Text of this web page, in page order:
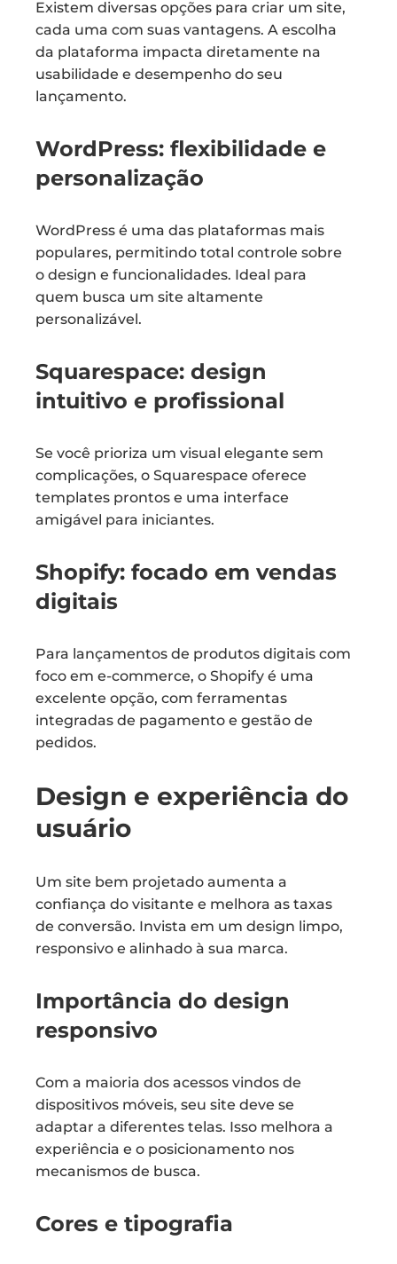
Existem diversas opções para criar um site,
cada uma com suas vantagens. A escolha
da plataforma impacta diretamente na
usabilidade e desempenho do seu
lançamento.
WordPress: flexibilidade e
personalização
WordPress é uma das plataformas mais
populares, permitindo total controle sobre
o design e funcionalidades. Ideal para
quem busca um site altamente
personalizável.
Squarespace: design
intuitivo e profissional
Se você prioriza um visual elegante sem
complicações, o Squarespace oferece
templates prontos e uma interface
amigável para iniciantes.
Shopify: focado em vendas
digitais
Para lançamentos de produtos digitais com
foco em e-commerce, o Shopify é uma
excelente opção, com ferramentas
integradas de pagamento e gestão de
pedidos.
Design e experiência do
usuário
Um site bem projetado aumenta a
confiança do visitante e melhora as taxas
de conversão. Invista em um design limpo,
responsivo e alinhado à sua marca.
Importância do design
responsivo
Com a maioria dos acessos vindos de
dispositivos móveis, seu site deve se
adaptar a diferentes telas. Isso melhora a
experiência e o posicionamento nos
mecanismos de busca.
Cores e tipografia